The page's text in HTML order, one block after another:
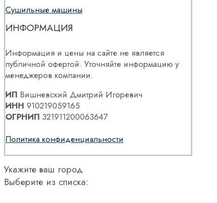
Сушильные машины
ИНФОРМАЦИЯ
Информация и цены на сайте не является
публичной офертой. Уточняйте информацию у
менеджеров компании.
ИП Вишневский Дмитрий Игоревич
ИНН 910219059165
ОГРНИП 321911200063647
Политика конфиденциальности
Укажите ваш город
Выберите из списка: